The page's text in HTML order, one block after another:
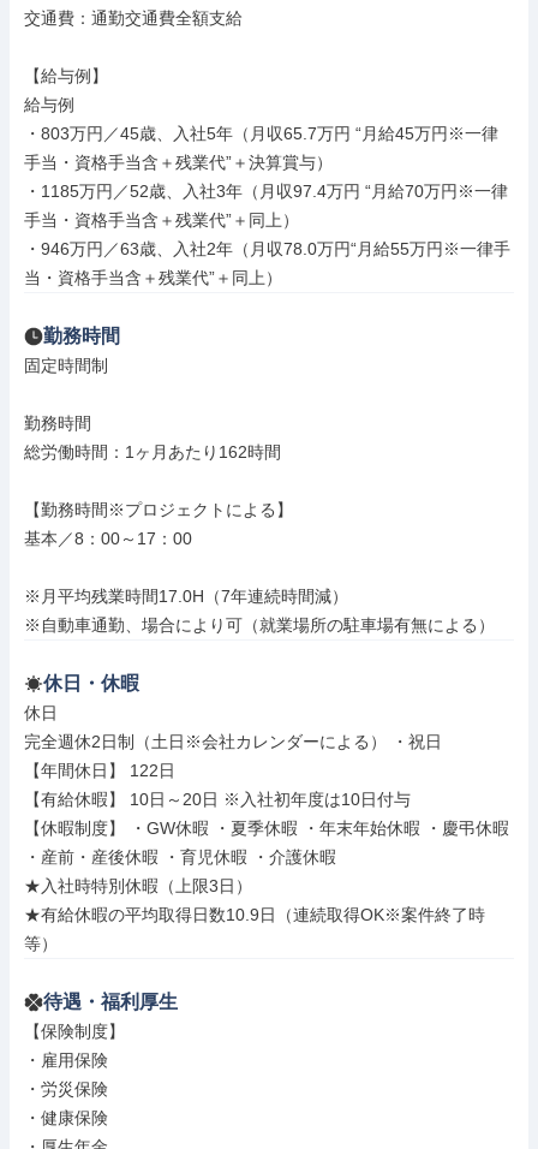
交通費：通勤交通費全額支給
【給与例】
給与例
・803万円／45歳、入社5年（月収65.7万円 “月給45万円※一律
手当・資格手当含＋残業代”＋決算賞与）
・1185万円／52歳、入社3年（月収97.4万円 “月給70万円※一律
手当・資格手当含＋残業代”＋同上）
・946万円／63歳、入社2年（月収78.0万円“月給55万円※一律手
当・資格手当含＋残業代”＋同上）
勤務時間
固定時間制
勤務時間
総労働時間：1ヶ月あたり162時間
【勤務時間※プロジェクトによる】
基本／8：00～17：00
※月平均残業時間17.0H（7年連続時間減）
※自動車通勤、場合により可（就業場所の駐車場有無による）
休日・休暇
休日
完全週休2日制（土日※会社カレンダーによる） ・祝日
【年間休日】 122日
【有給休暇】 10日～20日 ※入社初年度は10日付与
【休暇制度】 ・GW休暇 ・夏季休暇 ・年末年始休暇 ・慶弔休暇
・産前・産後休暇 ・育児休暇 ・介護休暇
★入社時特別休暇（上限3日）
★有給休暇の平均取得日数10.9日（連続取得OK※案件終了時
等）
待遇・福利厚生
【保険制度】
・雇用保険
・労災保険
・健康保険